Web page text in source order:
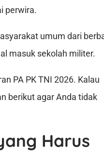
perwira.
umum dari
masuk sekolah militer.
PA PK TNI 2026. Kalau
berikut agar Anda tidak
Harus